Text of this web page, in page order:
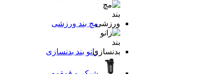
مچ بند ورزشی
زانو بند بدنسازی